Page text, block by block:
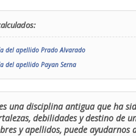
del apellido Prado Alvarado
del apellido Payan Serna
una disciplina antigua que ha
debilidades y destino de
y apellidos, puede